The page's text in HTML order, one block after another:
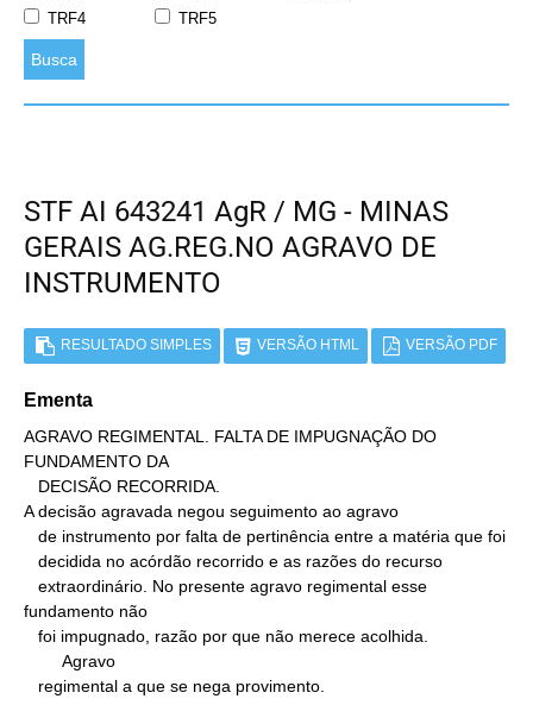
TRF4
TRF5
Busca
STF AI 643241 AgR / MG - MINAS
GERAIS AG.REG.NO AGRAVO DE
INSTRUMENTO
RESULTADO SIMPLES VERSÃO HTML VERSÃO PDF
Ementa
AGRAVO REGIMENTAL. FALTA DE IMPUGNAÇÃO DO
FUNDAMENTO DA
A decisão agravada negou seguimento ao agravo
fundamento não
   regimental a que se nega provimento.